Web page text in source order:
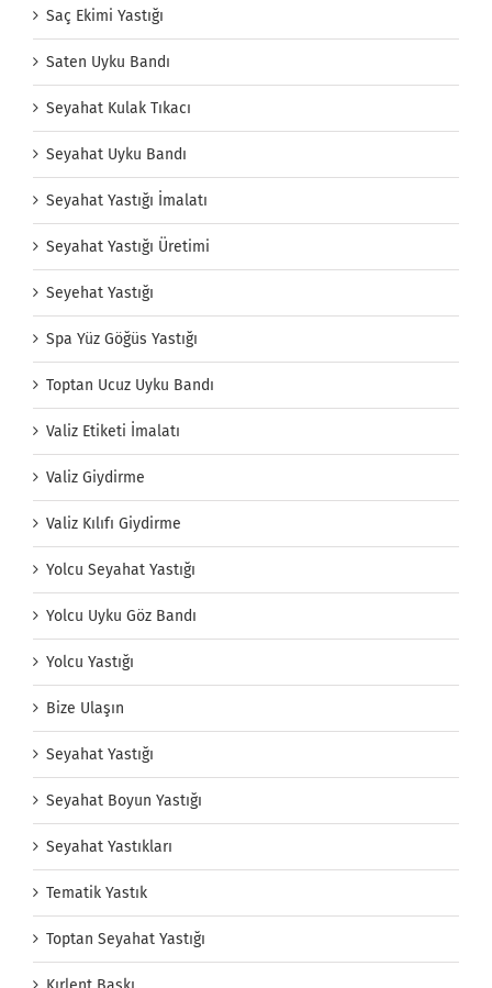
Saç Ekimi Yastığı
Saten Uyku Bandı
Seyahat Kulak Tıkacı
Seyahat Uyku Bandı
Seyahat Yastığı İmalatı
Seyahat Yastığı Üretimi
Seyehat Yastığı
Spa Yüz Göğüs Yastığı
Toptan Ucuz Uyku Bandı
Valiz Etiketi İmalatı
Valiz Giydirme
Valiz Kılıfı Giydirme
Yolcu Seyahat Yastığı
Yolcu Uyku Göz Bandı
Yolcu Yastığı
Bize Ulaşın
Seyahat Yastığı
Seyahat Boyun Yastığı
Seyahat Yastıkları
Tematik Yastık
Toptan Seyahat Yastığı